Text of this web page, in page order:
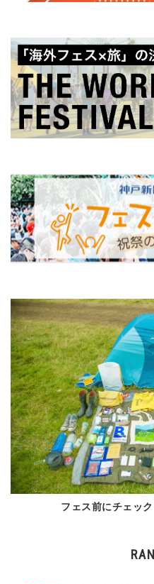
フェス前にチェッ